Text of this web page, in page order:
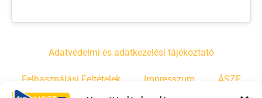
Adatvédelmi és adatkezelési tájékoztató
Felhasználási Feltételek Impresszum ÁSZF